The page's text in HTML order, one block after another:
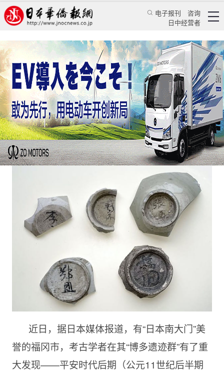
电子报刊
咨询
日中经营者
博多遗迹群重大发现还原真实历史
王亚囡 专栏 一笔多论★王亚囡
日本华侨报网 2021/3/30 12:26:39
近日，据日本媒体报道，有“日本南大门”美
誉的福冈市，考古学者在其“博多遗迹群”有了重
大发现——平安时代后期（公元11世纪后半期